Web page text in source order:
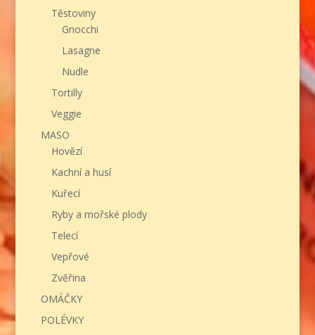
Těstoviny
Gnocchi
Lasagne
Nudle
Tortilly
Veggie
MASO
Hovězí
Kachní a husí
Kuřecí
Ryby a mořské plody
Telecí
Vepřové
Zvěřina
OMÁČKY
POLÉVKY